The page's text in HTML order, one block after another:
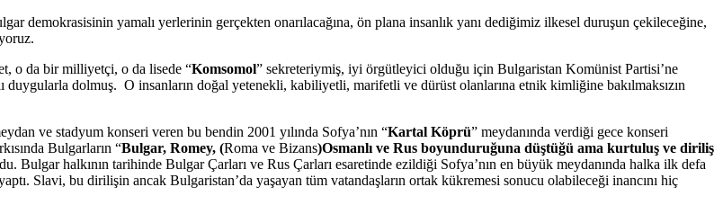
demokrasisinin yamalı yerlerinin gerçekten onarılacağına, ön plana insanlık yanı dediğimiz ilkesel duruşun çekileceğine,
o da bir milliyetçi, o da lisede “Komsomol” sekreteriymiş, iyi örgütleyici olduğu için Bulgaristan Komünist Partisi’ne
duygularla dolmuş. O insanların doğal yetenekli, kabiliyetli, marifetli ve dürüst olanlarına etnik kimliğine bakılmaksızın
ve stadyum konseri veren bu bendin 2001 yılında Sofya’nın “Kartal Köprü” meydanında verdiği gece konseri
Bulgarların “Bulgar, Romey, (Roma ve Bizans)Osmanlı ve Rus boyunduruğuna düştüğü ama kurtuluş ve diriliş
Bulgar halkının tarihinde Bulgar Çarları ve Rus Çarları esaretinde ezildiği Sofya’nın en büyük meydanında halka ilk defa
Slavi, bu dirilişin ancak Bulgaristan’da yaşayan tüm vatandaşların ortak kükremesi sonucu olabileceği inancını hiç